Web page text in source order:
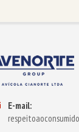
E-mail: